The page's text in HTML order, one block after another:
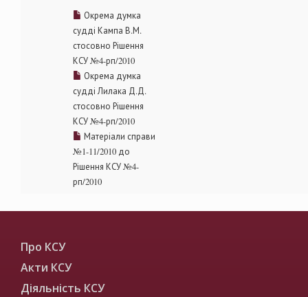
Окрема думка
судді Кампа В.М.
стосовно Рішення
КСУ №4-рп/2010
Окрема думка
судді Лилака Д.Д.
стосовно Рішення
КСУ №4-рп/2010
Матеріали справи
№1-11/2010 до
Рішення КСУ №4-
рп/2010
Про КСУ
Акти КСУ
Діяльність КСУ